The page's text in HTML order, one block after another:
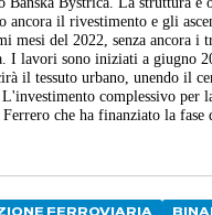
ancora il rivestimento e gli
mesi del 2022, senza ancora
I lavori sono iniziati a giugno
il tessuto urbano, unendo il
complessivo
che ha finanziato la fase
FERROVIARIA